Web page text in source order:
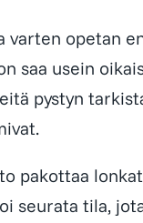
varten opetan
saa usein
pystyn
pakottaa
seurata tila,